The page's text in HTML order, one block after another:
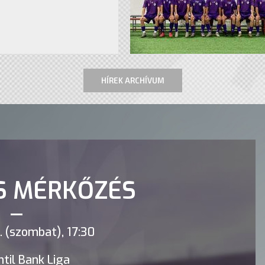
HÍREK ARCHÍVUM
MÉRKŐZÉS
(szombat), 17:30
Bank Liga